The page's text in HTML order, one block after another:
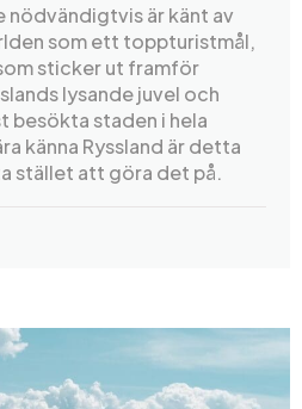
nödvändigtvis är känt av
som ett toppturistmål,
sticker ut framför
lysande juvel och
besökta staden i hela
känna Ryssland är detta
stället att göra det på.